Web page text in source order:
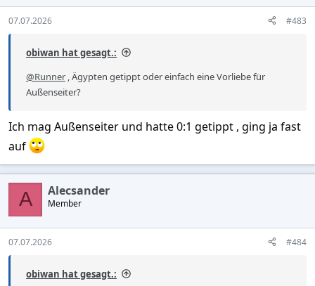
07.07.2026 #483
obiwan hat gesagt.:
@Runner , Ägypten getippt oder einfach eine Vorliebe für
Außenseiter?
Ich mag Außenseiter und hatte 0:1 getippt , ging ja fast
auf
A Alecsander
Member
07.07.2026 #484
obiwan hat gesagt.: